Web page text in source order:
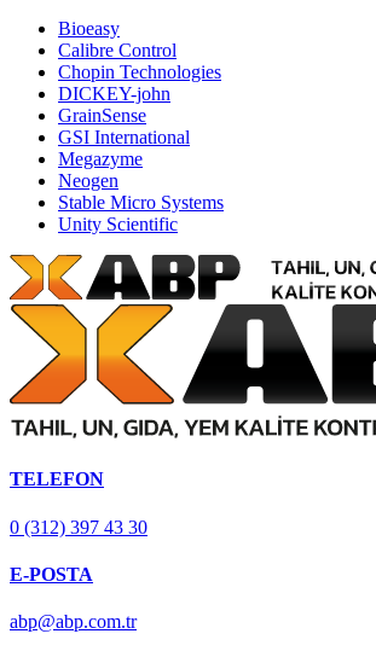
Bioeasy
Calibre Control
Chopin Technologies
DICKEY-john
GrainSense
GSI International
Megazyme
Neogen
Stable Micro Systems
Unity Scientific
TELEFON
0 (312) 397 43 30
E-POSTA
abp@abp.com.tr